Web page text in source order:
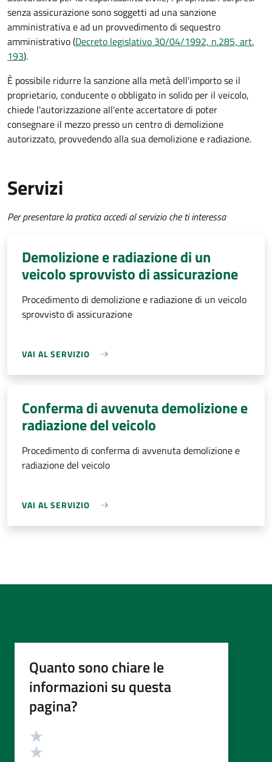
senza assicurazione sono soggetti ad una sanzione
amministrativa e ad un provvedimento di sequestro
amministrativo (Decreto legislativo 30/04/1992, n.285, art.
193).
È possibile ridurre la sanzione alla metà dell'importo se il
proprietario, conducente o obbligato in solido per il veicolo,
chiede l'autorizzazione all'ente accertatore di poter
consegnare il mezzo presso un centro di demolizione
autorizzato, provvedendo alla sua demolizione e radiazione.
Servizi
Per presentare la pratica accedi al servizio che ti interessa
Demolizione e radiazione di un
veicolo sprovvisto di assicurazione
Procedimento di demolizione e radiazione di un veicolo
sprovvisto di assicurazione
VAI AL SERVIZIO
Conferma di avvenuta demolizione e
radiazione del veicolo
Procedimento di conferma di avvenuta demolizione e
radiazione del veicolo
VAI AL SERVIZIO
Quanto sono chiare le
informazioni su questa
pagina?
Valutazione